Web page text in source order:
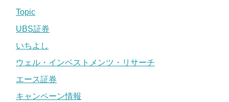
Topic
UBS証券
いちよし
ウェル・インベストメンツ・リサーチ
エース証券
キャンペーン情報